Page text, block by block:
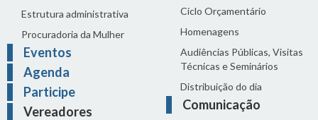
Estrutura administrativa
Procuradoria da Mulher
Eventos
Agenda
Participe
Vereadores
Ciclo Orçamentário
Homenagens
Audiências Públicas, Visitas
Técnicas e Seminários
Distribuição do dia
Comunicação